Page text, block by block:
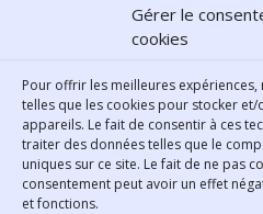
Gérer le
cookies
Pour offrir les meilleures
telles que les cookies pour stocker
appareils. Le fait de consentir à ces
traiter des données telles que le
uniques sur ce site. Le fait de ne pas
consentement peut avoir un effet
et fonctions.
PARTAGER CET ARTICLE